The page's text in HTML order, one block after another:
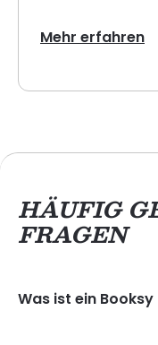
Mehr erfahren
HÄUFIG
FRAGEN
Was ist ein